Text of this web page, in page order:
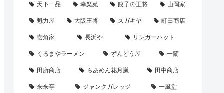
天下一品 幸楽苑 餃子の王将 山岡家
魁力屋 大阪王将 スガキヤ 町田商店
壱角家 長浜や リンガーハット
くるまやラーメン ずんどう屋 一蘭
田所商店 らあめん花月嵐 田中商店
来来亭 ジャンクガレッジ 一風堂